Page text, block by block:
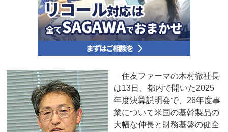
住友ファーマの木村徹社長
は13日、都内で開いた2025
年度決算説明会で、26年度事
業について米国の基幹製品の
大幅な伸長と財務基盤の健全